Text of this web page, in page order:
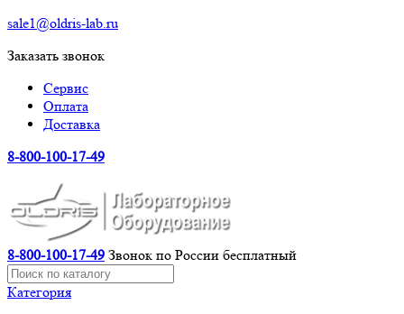
sale1@oldris-lab.ru
Заказать звонок
Сервис
Оплата
Доставка
8-800-100-17-49
8-800-100-17-49 Звонок по России бесплатный
Категория